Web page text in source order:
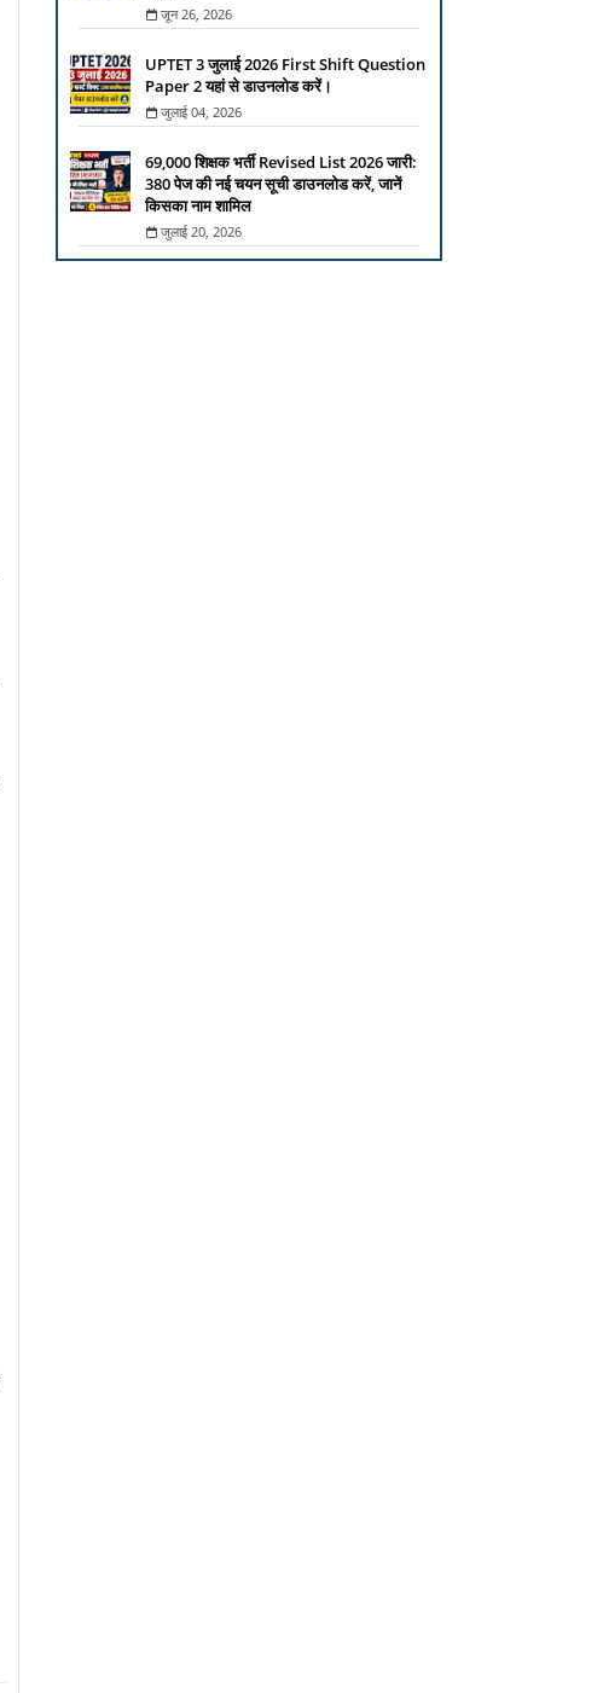
जून 26, 2026
UPTET 3 जुलाई 2026 First Shift Question
Paper 2 यहां से डाउनलोड करें।
जुलाई 04, 2026
69,000 शिक्षक भर्ती Revised List 2026 जारी:
380 पेज की नई चयन सूची डाउनलोड करें, जानें
किसका नाम शामिल
जुलाई 20, 2026